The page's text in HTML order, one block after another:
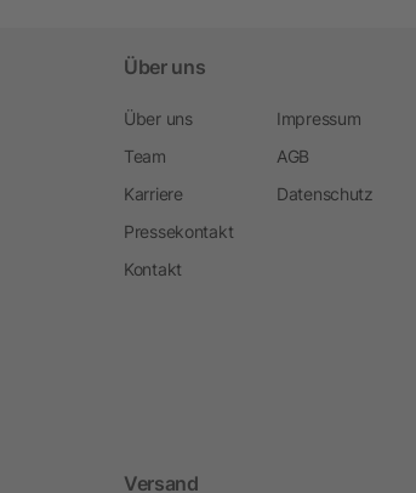
Über uns
Über uns
Team
Karriere
Pressekontakt
Kontakt
Impressum
AGB
Datenschutz
Versand